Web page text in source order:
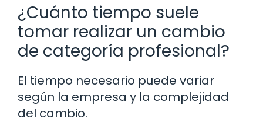
¿Cuánto tiempo suele
tomar realizar un cambio
de categoría profesional?
El tiempo necesario puede variar
según la empresa y la complejidad
del cambio.